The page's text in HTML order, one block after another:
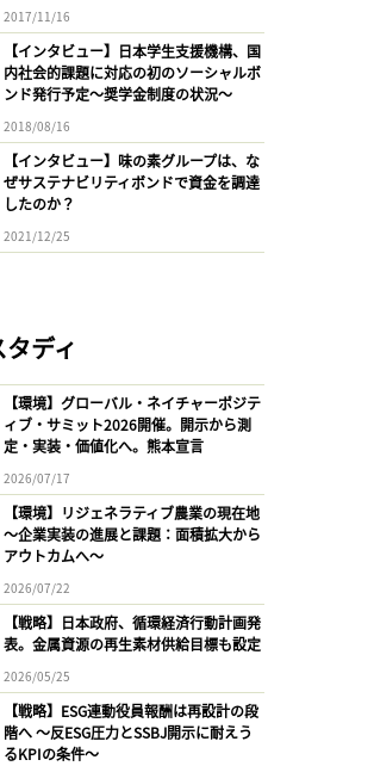
2017/11/16
【インタビュー】日本学生支援機構、国
内社会的課題に対応の初のソーシャルボ
ンド発行予定〜奨学金制度の状況〜
2018/08/16
【インタビュー】味の素グループは、な
ぜサステナビリティボンドで資金を調達
したのか？
2021/12/25
ディ
【環境】グローバル・ネイチャーポジテ
ィブ・サミット2026開催。開示から測
定・実装・価値化へ。熊本宣言
2026/07/17
【環境】リジェネラティブ農業の現在地
〜企業実装の進展と課題：面積拡大から
アウトカムへ〜
2026/07/22
【戦略】日本政府、循環経済行動計画発
表。金属資源の再生素材供給目標も設定
2026/05/25
【戦略】ESG連動役員報酬は再設計の段
階へ 〜反ESG圧力とSSBJ開示に耐えう
るKPIの条件〜